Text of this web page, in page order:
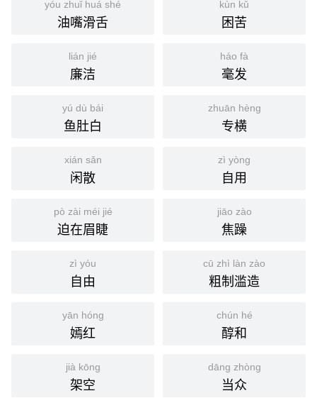
yóu zhuǐ huá shé
油嘴滑舌
kùn kǔ
困苦
lián jié
廉洁
háo fà
毫发
yú dù bái
鱼肚白
zhuān hèng
专横
xián sǎn
闲散
zì yòng
自用
pò zài méi jié
迫在眉睫
jiāo zào
焦躁
zì yóu
自由
cū zhì làn zào
粗制滥造
yān hóng
嫣红
chún hé
醇和
jià kōng
架空
dāng zhòng
当众